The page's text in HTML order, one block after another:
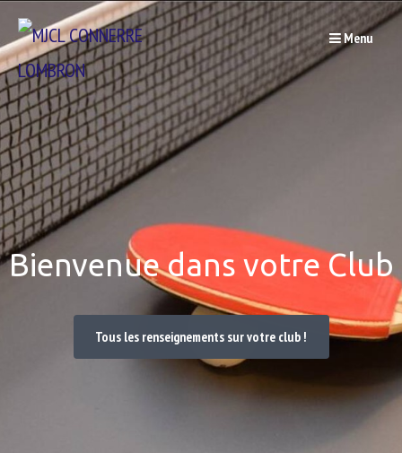
Passer
au
contenu
Menu
Bienvenue dans votre Club
Tous les renseignements sur votre club !